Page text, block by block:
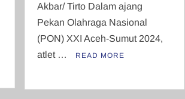
Akbar/ Tirto Dalam ajang
Pekan Olahraga Nasional
(PON) XXI Aceh-Sumut 2024,
atlet …
READ MORE